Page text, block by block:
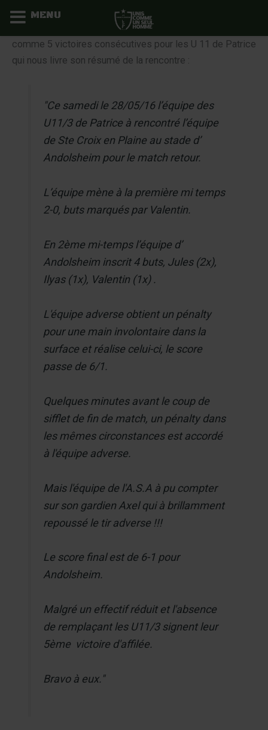
Allercomme 5 victoires consécutives pour les U 11 de Patrice
qui nous livre son résumé de la rencontre :
"Ce samedi le 28/05/16 l’équipe des
U11/3 de Patrice à rencontré l’équipe
de Ste Croix en Plaine au stade d’
Andolsheim pour le match retour.
L’équipe mène à la première mi temps
2-0, buts marqués par Valentin.
En 2ème mi-temps l’équipe d’
Andolsheim inscrit 4 buts, Jules (2x),
Ilyas (1x), Valentin (1x) .
L'équipe adverse obtient un pénalty
pour une main involontaire dans la
surface et réalise celui-ci, le score
passe de 6/1.
Quelques minutes avant le coup de
sifflet de fin de match, un pénalty dans
les mêmes circonstances est accordé
à l'équipe adverse.
Mais l'équipe de l'A.S.A à pu compter
sur son gardien Axel qui à brillamment
repoussé le tir adverse !!!
Le score final est de 6-1 pour
Andolsheim.
Malgré un effectif réduit et l'absence
de remplaçant les U11/3 signent leur
5ème victoire d'affilée.
Bravo à eux."
MENU